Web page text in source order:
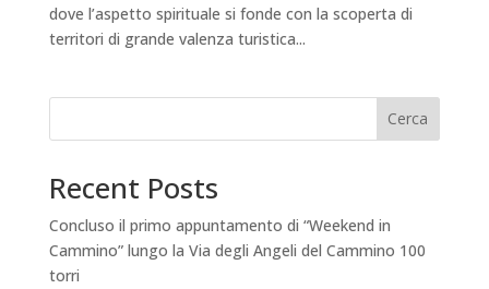
dove l’aspetto spirituale si fonde con la scoperta di
territori di grande valenza turistica...
Cerca
Recent Posts
Concluso il primo appuntamento di “Weekend in
Cammino” lungo la Via degli Angeli del Cammino 100
torri